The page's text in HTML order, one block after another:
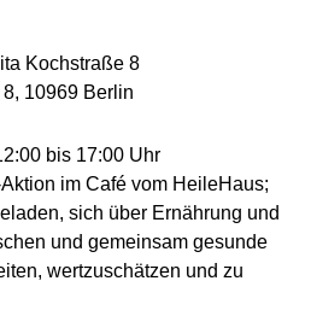
Kochstraße 8
10969 Berlin
bis 17:00 Uhr
im Café vom HeileHaus;
sich über Ernährung und
und gemeinsam gesunde
wertzuschätzen und zu